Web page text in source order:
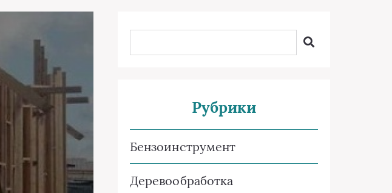
Рубрики
Бензоинструмент
Деревообработка